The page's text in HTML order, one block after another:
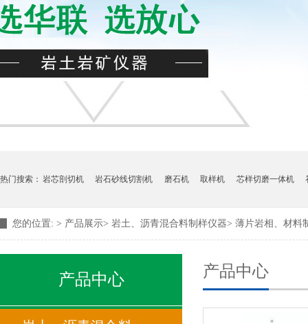
热门搜索： 岩芯剖切机 岩石砂线切割机 磨石机 取样机 芯样切磨一体机
您的位置: > 产品展示> 岩土、沥青混合料制样仪器> 薄片岩相、材料
产品中心 产品中心